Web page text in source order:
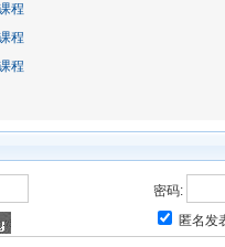
程
程
程
密码:
匿名发